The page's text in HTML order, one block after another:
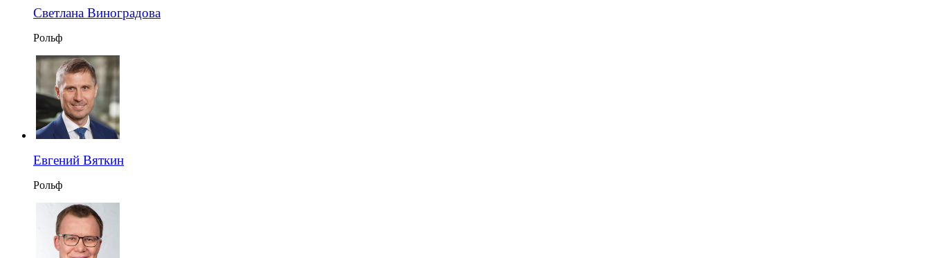
Светлана Виноградова
Рольф
Евгений Вяткин
Рольф